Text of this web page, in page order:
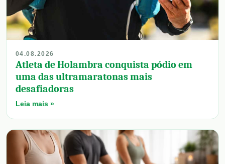
04.08.2026
Atleta de Holambra conquista pódio em
uma das ultramaratonas mais
desafiadoras
Leia mais »